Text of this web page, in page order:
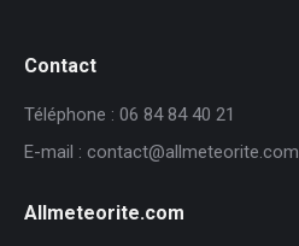
Contact
Téléphone : 06 84 84 40 21
E-mail : contact@allmeteorite.com
Allmeteorite.com